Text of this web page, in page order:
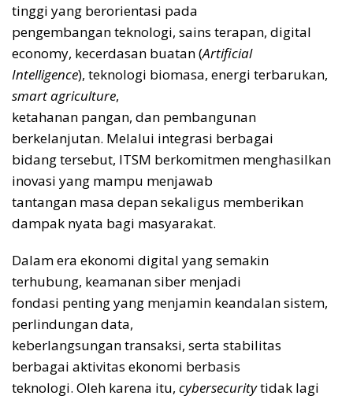
tinggi yang berorientasi pada
pengembangan teknologi, sains terapan, digital
economy, kecerdasan buatan (Artificial
Intelligence), teknologi biomasa, energi terbarukan,
smart agriculture,
ketahanan pangan, dan pembangunan
berkelanjutan. Melalui integrasi berbagai
bidang tersebut, ITSM berkomitmen menghasilkan
inovasi yang mampu menjawab
tantangan masa depan sekaligus memberikan
dampak nyata bagi masyarakat.
Dalam era ekonomi digital yang semakin
terhubung, keamanan siber menjadi
fondasi penting yang menjamin keandalan sistem,
perlindungan data,
keberlangsungan transaksi, serta stabilitas
berbagai aktivitas ekonomi berbasis
teknologi. Oleh karena itu, cybersecuritytidak lagi